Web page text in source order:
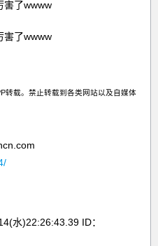
转载。禁止转载到各类网站以及自媒体
水)22:26:43.39 ID：